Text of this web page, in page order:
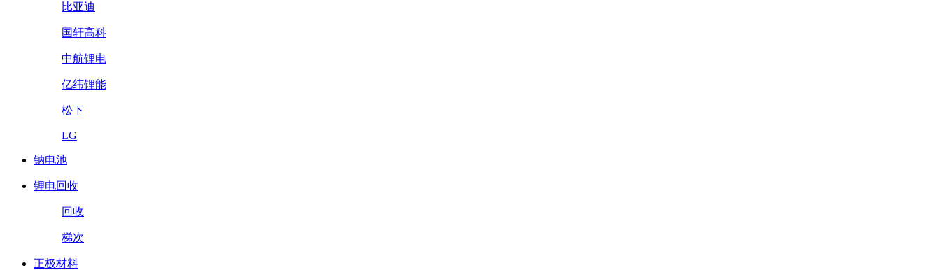
比亚迪
国轩高科
中航锂电
亿纬锂能
松下
LG
钠电池
锂电回收
回收
梯次
正极材料